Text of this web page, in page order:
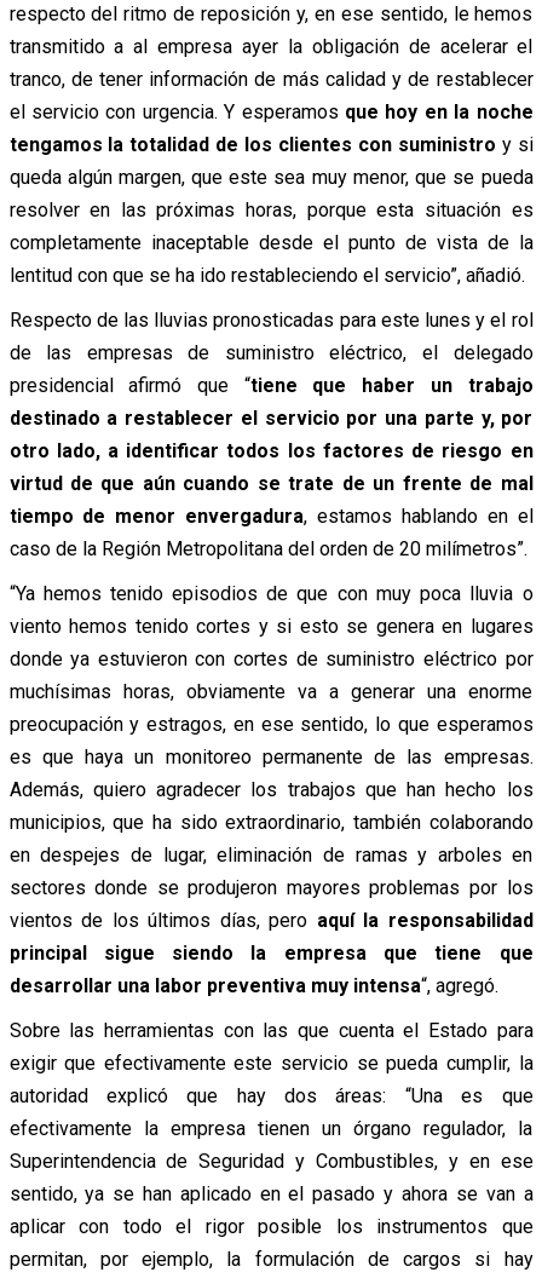
respecto del ritmo de reposición y, en ese sentido, le hemos
transmitido a al empresa ayer la obligación de acelerar el
tranco, de tener información de más calidad y de restablecer
el servicio con urgencia. Y esperamos que hoy en la noche
tengamos la totalidad de los clientes con suministro y si
queda algún margen, que este sea muy menor, que se pueda
resolver en las próximas horas, porque esta situación es
completamente inaceptable desde el punto de vista de la
lentitud con que se ha ido restableciendo el servicio”, añadió.
Respecto de las lluvias pronosticadas para este lunes y el rol
de las empresas de suministro eléctrico, el delegado
presidencial afirmó que “tiene que haber un trabajo
destinado a restablecer el servicio por una parte y, por
otro lado, a identificar todos los factores de riesgo en
virtud de que aún cuando se trate de un frente de mal
tiempo de menor envergadura, estamos hablando en el
caso de la Región Metropolitana del orden de 20 milímetros”.
“Ya hemos tenido episodios de que con muy poca lluvia o
viento hemos tenido cortes y si esto se genera en lugares
donde ya estuvieron con cortes de suministro eléctrico por
muchísimas horas, obviamente va a generar una enorme
preocupación y estragos, en ese sentido, lo que esperamos
es que haya un monitoreo permanente de las empresas.
Además, quiero agradecer los trabajos que han hecho los
municipios, que ha sido extraordinario, también colaborando
en despejes de lugar, eliminación de ramas y arboles en
sectores donde se produjeron mayores problemas por los
vientos de los últimos días, pero aquí la responsabilidad
principal sigue siendo la empresa que tiene que
desarrollar una labor preventiva muy intensa“, agregó.
Sobre las herramientas con las que cuenta el Estado para
exigir que efectivamente este servicio se pueda cumplir, la
autoridad explicó que hay dos áreas: “Una es que
efectivamente la empresa tienen un órgano regulador, la
Superintendencia de Seguridad y Combustibles, y en ese
sentido, ya se han aplicado en el pasado y ahora se van a
aplicar con todo el rigor posible los instrumentos que
permitan, por ejemplo, la formulación de cargos si hay